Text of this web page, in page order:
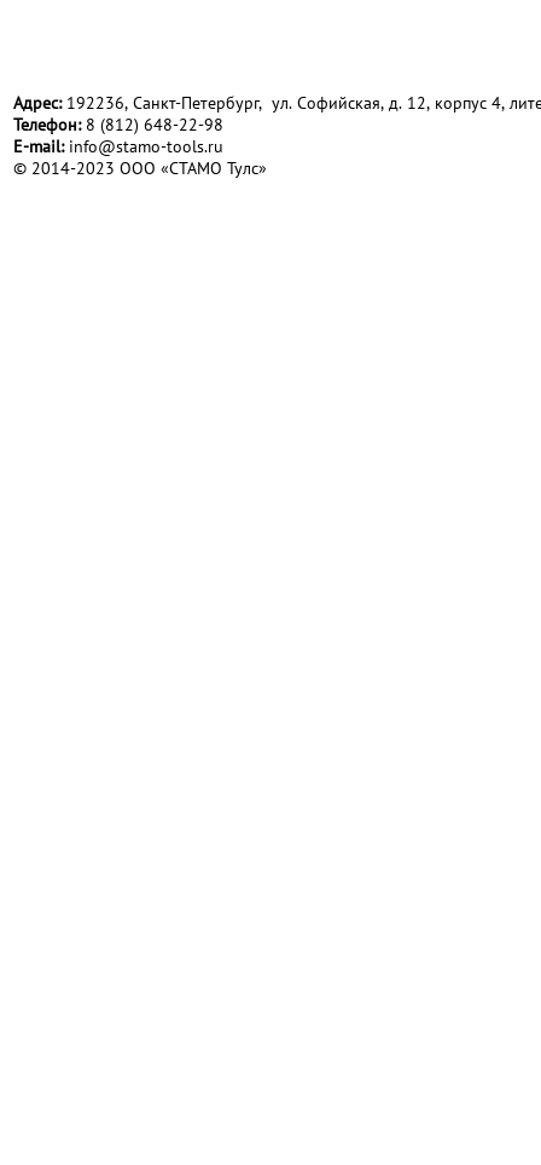
Адрес:192236, Санкт-Петербург, ул. Софийская, д. 12, корпус 4,
Телефон:8 (812) 648-22-98
Е-mail: info@stamo-tools.ru
© 2014-2023 ООО «СТАМО Тулс»